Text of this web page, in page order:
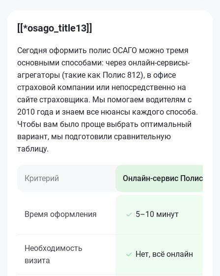
[[*osago_title13]]
Сегодня оформить полис ОСАГО можно тремя
основными способами: через онлайн-сервисы-
агрегаторы (такие как Полис 812), в офисе
страховой компании или непосредственно на
сайте страховщика. Мы помогаем водителям с
2010 года и знаем все нюансы каждого способа.
Чтобы вам было проще выбрать оптимальный
вариант, мы подготовили сравнительную
таблицу.
Критерий Онлайн-сервис Полис 812
Время оформления 5–10 минут
Необходимость
визита
Нет, всё онлайн